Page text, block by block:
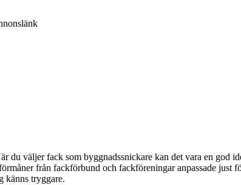
väljer fack som byggnadssnickare kan det vara en god
från fackförbund och fackföreningar anpassade
känns tryggare.